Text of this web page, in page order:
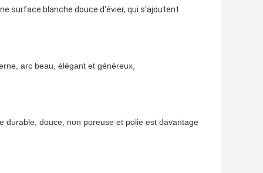
surface blanche douce d'évier, qui s'ajoutent
arc beau, élégant et généreux,
durable, douce, non poreuse et polie est davantage